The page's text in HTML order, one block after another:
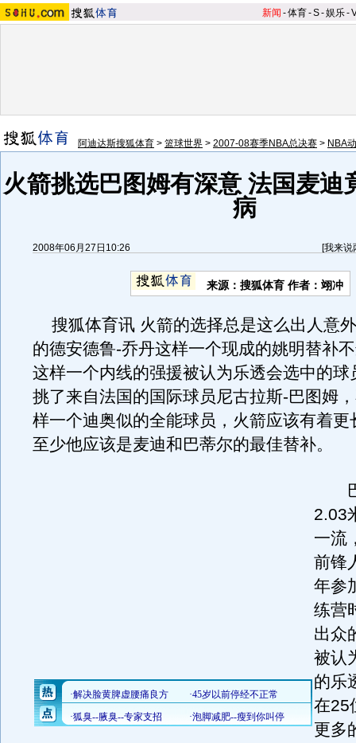
新闻 -体育-S-娱乐-
阿迪达斯搜狐体育 > 篮球世界 > 2007-08赛季NBA总决赛 > NBA
火箭挑选巴图姆有深意 法国麦迪
病
2008年06月27日10:26 [我来说
来源：搜狐体育 作者：翊冲
搜狐体育讯 火箭的选择总是这么出人意
的德安德鲁-乔丹这样一个现成的姚明替补
这样一个内线的强援被认为乐透会选中的球
挑了来自法国的国际球员尼古拉斯-巴图姆
样一个迪奥似的全能球员，火箭应该有着更
至少他应该是麦迪和巴蒂尔的最佳替补。
巴
2.03
一流
前锋
年参
练营
出众
被认
的乐
在25
更多